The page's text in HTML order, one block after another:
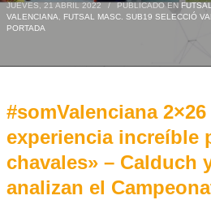
JUEVES, 21 ABRIL 2022 / PUBLICADO EN
VALENCIANA, FUTSAL MASC. SUB19 SELECCIÓ
PORTADA
#somValenciana 2×26
experiencia increíble
chavales» – Calduch
analizan el